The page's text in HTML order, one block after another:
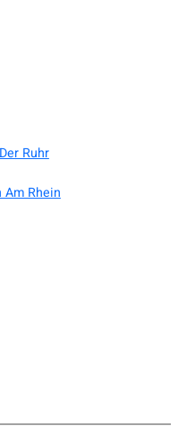
Ruhr
Rhein